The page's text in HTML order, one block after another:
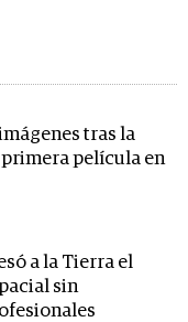
tras la
película en
a la Tierra el
sin